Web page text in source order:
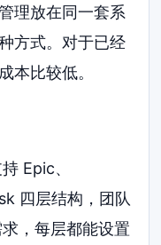
理放在同一套系
方式。对于已经
本比较低。
Epic、
四层结构，团队
，每层都能设置